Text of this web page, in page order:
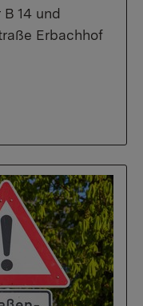
14 und
Erbachhof